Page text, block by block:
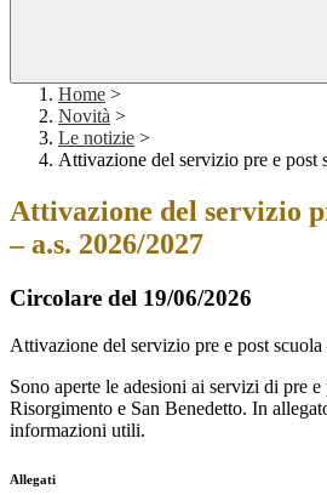
Home >
Novità >
Le notizie >
Attivazione del servizio pre e post
Attivazione del servizio
– a.s. 2026/2027
Circolare del 19/06/2026
Attivazione del servizio pre e post
Sono aperte le adesioni ai servizi di pre
Risorgimento e San Benedetto. In
informazioni utili.
Allegati